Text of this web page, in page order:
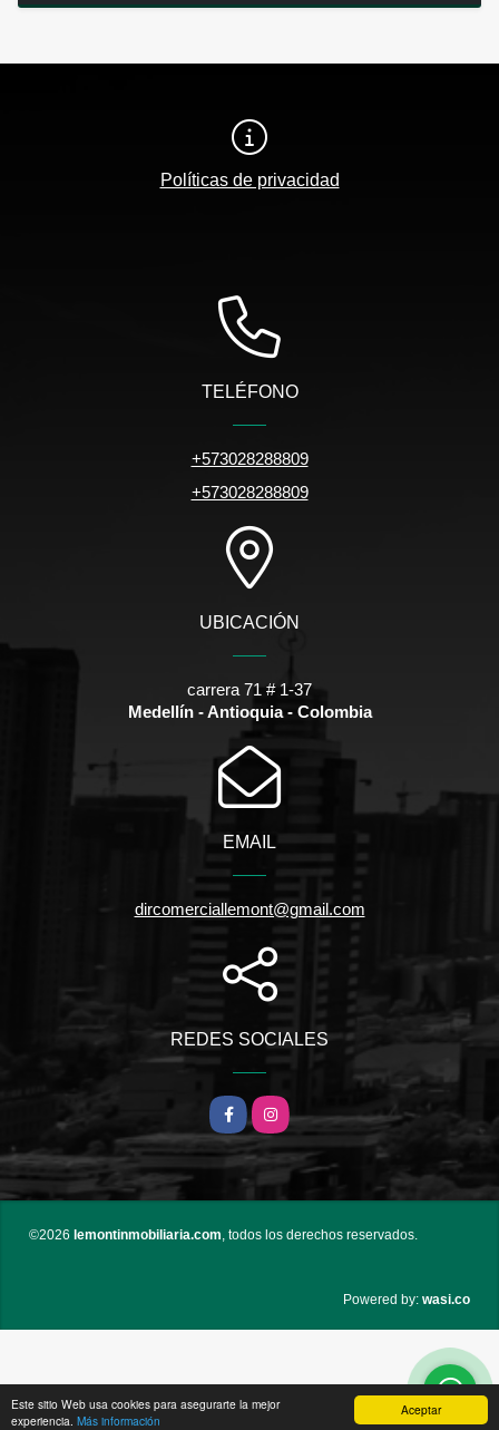
Aceptar
Este sitio Web usa cookies para asegurarte la mejor
experiencia. Más información
Políticas de privacidad
TELÉFONO
+573028288809
+573028288809
UBICACIÓN
carrera 71 # 1-37
Medellín - Antioquia - Colombia
EMAIL
dircomerciallemont@gmail.com
REDES SOCIALES
Facebook
Instagram
©2026 lemontinmobiliaria.com, todos los derechos reservados.
Powered by: wasi.co